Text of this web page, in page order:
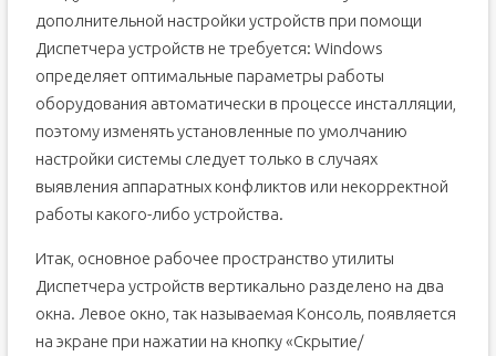
дополнительной настройки устройств при помощи
Диспетчера устройств не требуется: Windows
определяет оптимальные параметры работы
оборудования автоматически в процессе инсталляции,
поэтому изменять установленные по умолчанию
настройки системы следует только в случаях
выявления аппаратных конфликтов или некорректной
работы какого-либо устройства.
Итак, основное рабочее пространство утилиты
Диспетчера устройств вертикально разделено на два
окна. Левое окно, так называемая Консоль, появляется
на экране при нажатии на кнопку «Скрытие/